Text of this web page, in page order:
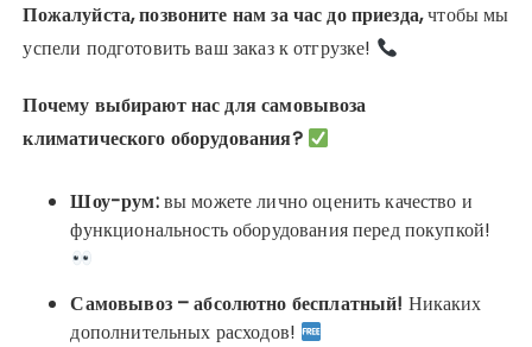
Пожалуйста, позвоните нам за час до приезда,чтобы мы
успели подготовить ваш заказ к отгрузке!
Почему выбирают нас для самовывоза
климатического оборудования?
Шоу-рум:вы можете лично оценить качество и
функциональность оборудования перед покупкой!
Самовывоз – абсолютно бесплатный! Никаких
дополнительных расходов!